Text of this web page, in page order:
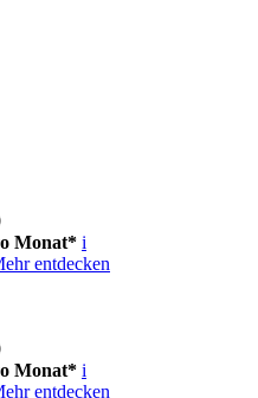
Monat* i
entdecken
Monat* i
entdecken